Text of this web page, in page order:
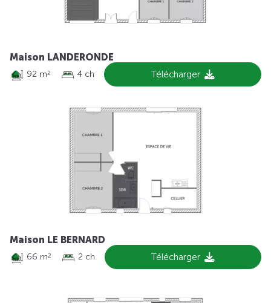
Maison LANDERONDE
92 m2 4 ch Télécharger
Maison LE BERNARD
66 m2 2 ch Télécharger